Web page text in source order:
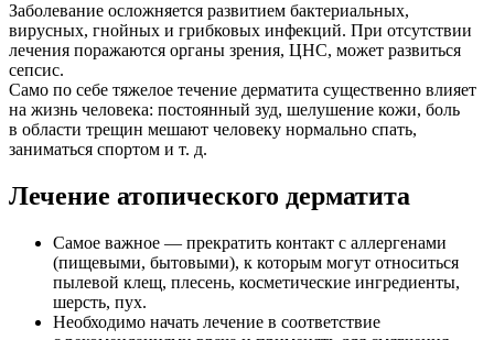
Заболевание осложняется развитием бактериальных,
вирусных, гнойных и грибковых инфекций. При отсутствии
лечения поражаются органы зрения, ЦНС, может развиться
сепсис.
Само по себе тяжелое течение дерматита существенно влияет
на жизнь человека: постоянный зуд, шелушение кожи, боль
в области трещин мешают человеку нормально спать,
заниматься спортом и т. д.
Лечение атопического дерматита
Самое важное — прекратить контакт с аллергенами
(пищевыми, бытовыми), к которым могут относиться
пылевой клещ, плесень, косметические ингредиенты,
шерсть, пух.
Необходимо начать лечение в соответствие